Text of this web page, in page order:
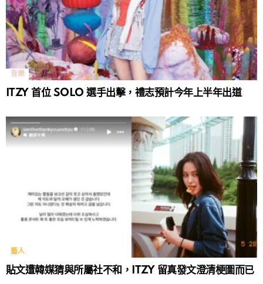
音樂
ITZY 首位 SOLO 選手出擊，禮志預計今年上半年出道
藝人
貼文遭韓媒猜與所屬社不和，ITZY 留真發文澄清梗圖而已